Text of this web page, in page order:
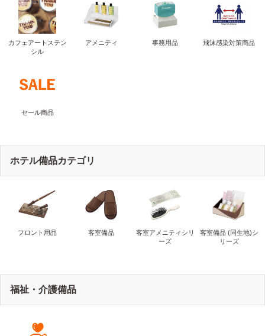
カフェアートステン
シル
アメニティ 事務用品 飛沫感染対策商品
セール商品
ホテル備品カテゴリ
フロント用品 客室備品
客室アメニティシリ
ーズ
客室備品 (同生地)シ
リーズ
福祉・介護備品